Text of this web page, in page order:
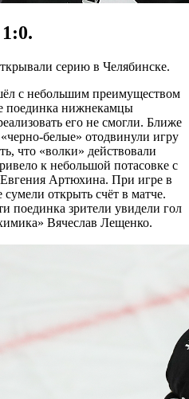
серию в Челябинске.
с небольшим преимуществом
поединка нижнекамцы
его не смогли. Ближе
белые» отодвинули игру
что «волки» действовали
к небольшой потасовке с
Артюхина. При игре в
открыть счёт в матче.
поединка зрители увидели гол
Вячеслав Лещенко.